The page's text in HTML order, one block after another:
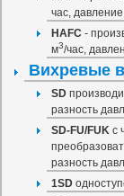
час,
НAFС -
м3/час,
Вихревые
SD
разность
SD-FU/FUK с
разность
1SD